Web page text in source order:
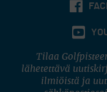
Tilaa
lähetettävä
ilmiöistä ja